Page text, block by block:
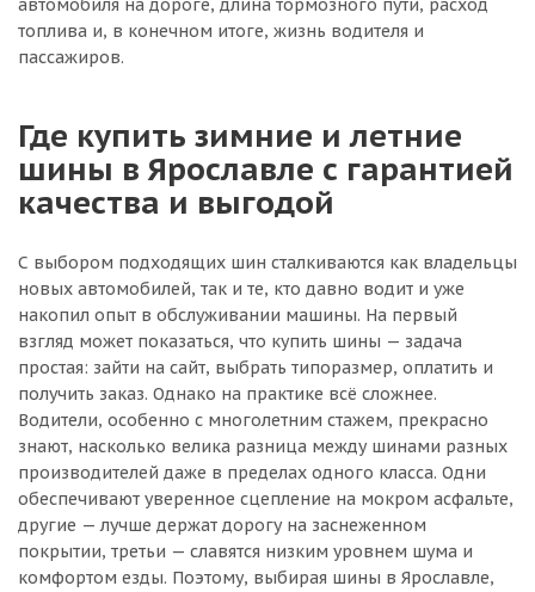
автомобиля на дороге, длина тормозного пути, расход
топлива и, в конечном итоге, жизнь водителя и
пассажиров.
Где купить зимние и летние
шины в Ярославле с гарантией
качества и выгодой
С выбором подходящих шин сталкиваются как владельцы
новых автомобилей, так и те, кто давно водит и уже
накопил опыт в обслуживании машины. На первый
взгляд может показаться, что купить шины — задача
простая: зайти на сайт, выбрать типоразмер, оплатить и
получить заказ. Однако на практике всё сложнее.
Водители, особенно с многолетним стажем, прекрасно
знают, насколько велика разница между шинами разных
производителей даже в пределах одного класса. Одни
обеспечивают уверенное сцепление на мокром асфальте,
другие — лучше держат дорогу на заснеженном
покрытии, третьи — славятся низким уровнем шума и
комфортом езды. Поэтому, выбирая шины в Ярославле,